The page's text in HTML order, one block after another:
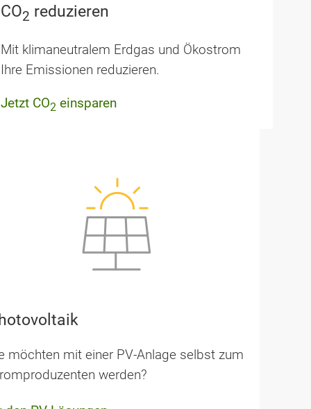
CO2 reduzieren
Mit klimaneutralem Erdgas und Ökostrom
Ihre Emissionen reduzieren.
Jetzt CO2 einsparen
möchten mit einer PV-Anlage selbst zum
werden?